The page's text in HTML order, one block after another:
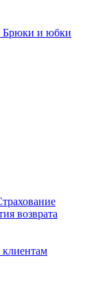
Брюки и юбки
возврата
клиентам